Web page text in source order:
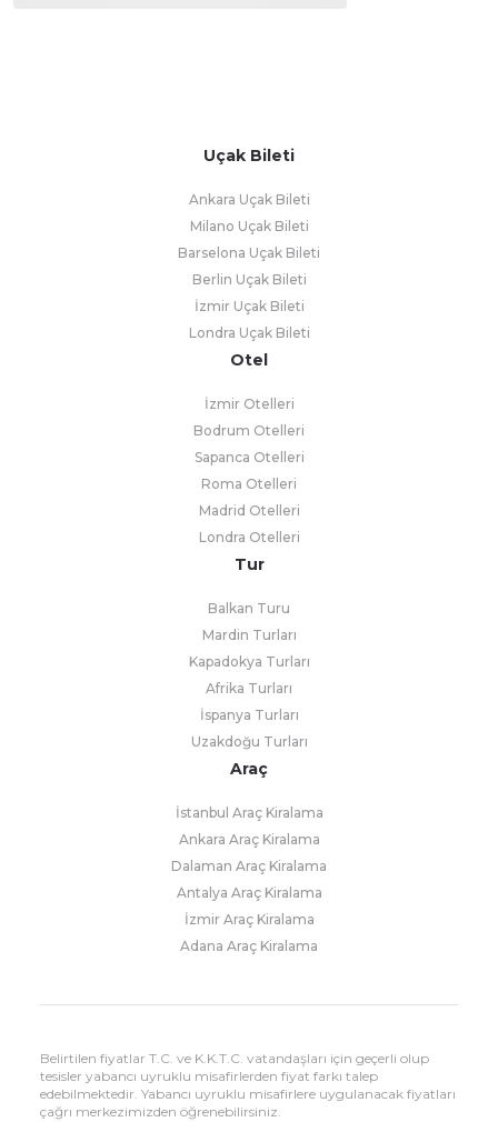
Uçak Bileti
Ankara Uçak Bileti
Milano Uçak Bileti
Barselona Uçak Bileti
Berlin Uçak Bileti
İzmir Uçak Bileti
Londra Uçak Bileti
Otel
İzmir Otelleri
Bodrum Otelleri
Sapanca Otelleri
Roma Otelleri
Madrid Otelleri
Londra Otelleri
Tur
Balkan Turu
Mardin Turları
Kapadokya Turları
Afrika Turları
İspanya Turları
Uzakdoğu Turları
Araç
İstanbul Araç Kiralama
Ankara Araç Kiralama
Dalaman Araç Kiralama
Antalya Araç Kiralama
İzmir Araç Kiralama
Adana Araç Kiralama
Belirtilen fiyatlar T.C. ve K.K.T.C. vatandaşları için geçerli olup
tesisler yabancı uyruklu misafirlerden fiyat farkı talep
edebilmektedir. Yabancı uyruklu misafirlere uygulanacak fiyatları
çağrı merkezimizden öğrenebilirsiniz.